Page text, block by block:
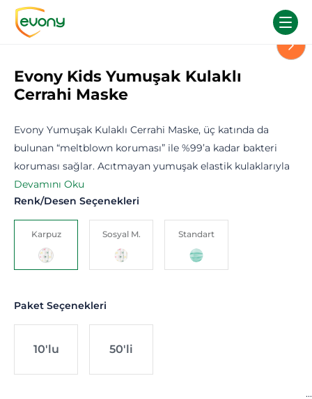
Evony Kids Yumuşak Kulaklı
Cerrahi Maske
Evony Yumuşak Kulaklı Cerrahi Maske, üç katında da
bulunan “meltblown koruması” ile %99’a kadar bakteri
koruması sağlar. Acıtmayan yumuşak elastik kulaklarıyla
güvenli kullanım sunar. Çocuklara özel olarak tasarlanan
Evony Kids Maske, yüze tam uyumlanan burun teli ile
çocuklara güvenli bir koruma oluşturur. . Lateks, paraben,
naylon ve klor içermez. UV-C ışık ile hijyen sağlanmıştır.
Yumuşak dokusu ile konforlu kullanım sağlar. Cilde dost
14683 Tip2R belgelerine sahiptir.
Devamını Oku
Renk/Desen Seçenekleri
Karpuz Sosyal M. Standart
Paket Seçenekleri
10'lu 50'li